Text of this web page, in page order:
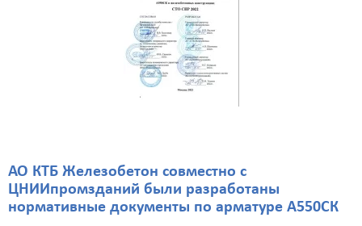
АО КТБ Железобетон совместно с
ЦНИИпромзданий были разработаны
нормативные документы по арматуре А550СК